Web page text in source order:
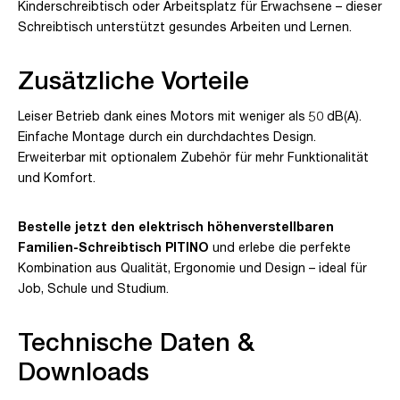
Kinderschreibtisch oder Arbeitsplatz für Erwachsene – dieser
Schreibtisch unterstützt gesundes Arbeiten und Lernen.
Zusätzliche Vorteile
Leiser Betrieb dank eines Motors mit weniger als 50 dB(A).
Einfache Montage durch ein durchdachtes Design.
Erweiterbar mit optionalem Zubehör für mehr Funktionalität
und Komfort.
Bestelle jetzt den elektrisch höhenverstellbaren
Familien-Schreibtisch PITINO und erlebe die perfekte
Kombination aus Qualität, Ergonomie und Design – ideal für
Job, Schule und Studium.
Technische Daten &
Downloads